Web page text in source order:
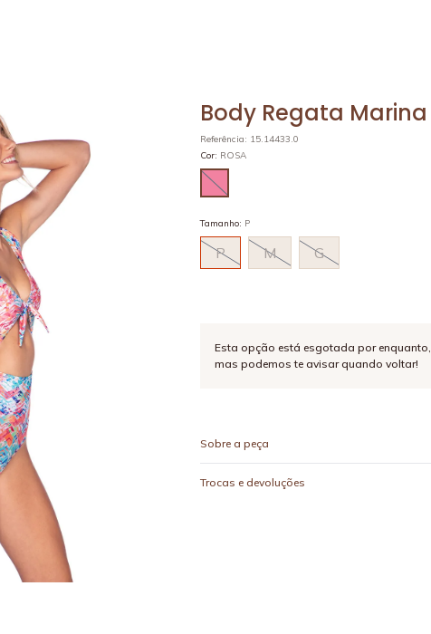
Body Regata Marina
Referência: 15.14433.0
Cor: ROSA
Tamanho: P
P M G
Esta opção está esgotada por enquanto,
mas podemos te avisar quando voltar!
Sobre a peça
Trocas e devoluções